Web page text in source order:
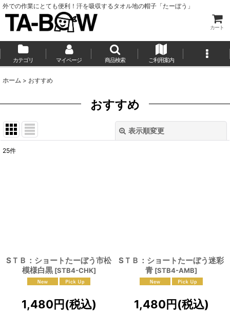
外での作業にとても便利！汗を吸収するタオル地の帽子「たーぼう」
カート
カテゴリ マイページ 商品検索 ご利用案内
ホーム > おすすめ
おすすめ
表示順変更
25件
SＴＢ：ショートたーぼう市松
模様白黒 [STB4-CHK]
1,480円(税込)
SＴＢ：ショートたーぼう迷彩
青 [STB4-AMB]
1,480円(税込)